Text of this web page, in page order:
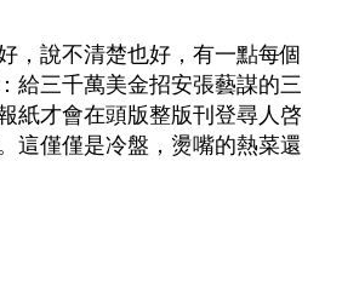
，說不清楚也好，有一點每個
給三千萬美金招安張藝謀的三
紙才會在頭版整版刊登尋人啓
這僅僅是冷盤，燙嘴的熱菜還